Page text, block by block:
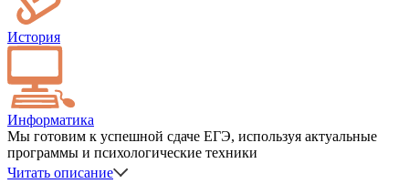
История
Информатика
Мы готовим к успешной сдаче ЕГЭ, используя актуальные
программы и психологические техники
Читать описание